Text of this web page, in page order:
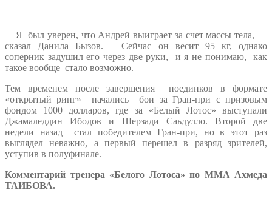
– Я был уверен, что Андрей выиграет за счет массы тела, —
сказал Данила Бызов. – Сейчас он весит 95 кг, однако
соперник задушил его через две руки, и я не понимаю, как
такое вообще стало возможно.
Тем временем после завершения поединков в формате
«открытый ринг» начались бои за Гран-при с призовым
фондом 1000 долларов, где за «Белый Лотос» выступали
Джамаледдин Ибодов и Шерзади Саьдулло. Второй две
недели назад стал победителем Гран-при, но в этот раз
выглядел неважно, а первый перешел в разряд зрителей,
уступив в полуфинале.
Комментарий тренера «Белого Лотоса» по ММА Ахмеда
ТАИБОВА.